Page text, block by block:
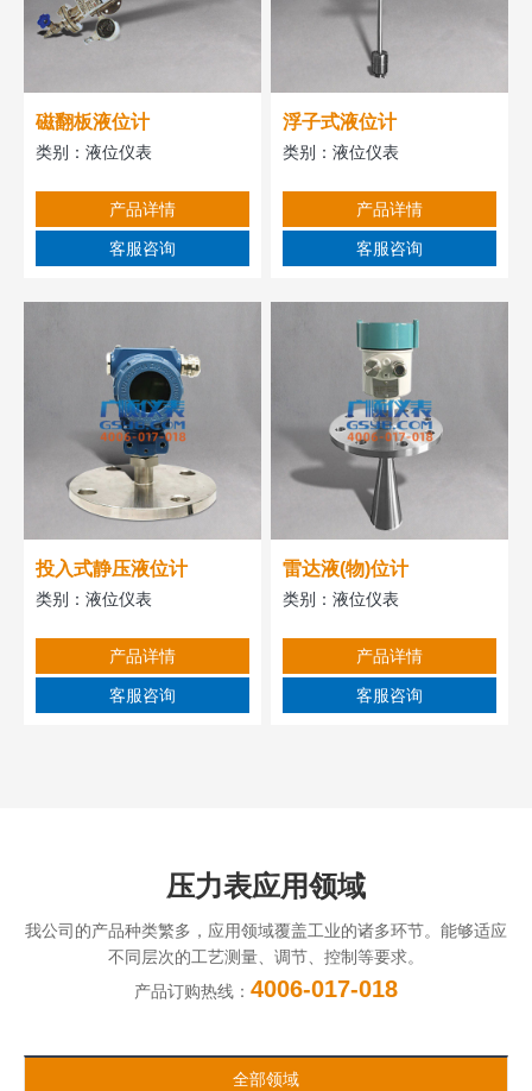
磁翻板液位计
类别： 液位仪表
产品详情
客服咨询
浮子式液位计
类别：液位仪表
产品详情
客服咨询
投入式静压液位计
类别： 液位仪表
产品详情
客服咨询
雷达液(物)位计
类别：液位仪表
产品详情
客服咨询
压力表应用领域
我公司的产品种类繁多，应用领域覆盖工业的诸多环节。能够适应
不同层次的工艺测量、调节、控制等要求。
产品订购热线： 4006-017-018
全部领域